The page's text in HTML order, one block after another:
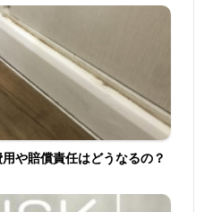
や賠償責任はどうなるの？